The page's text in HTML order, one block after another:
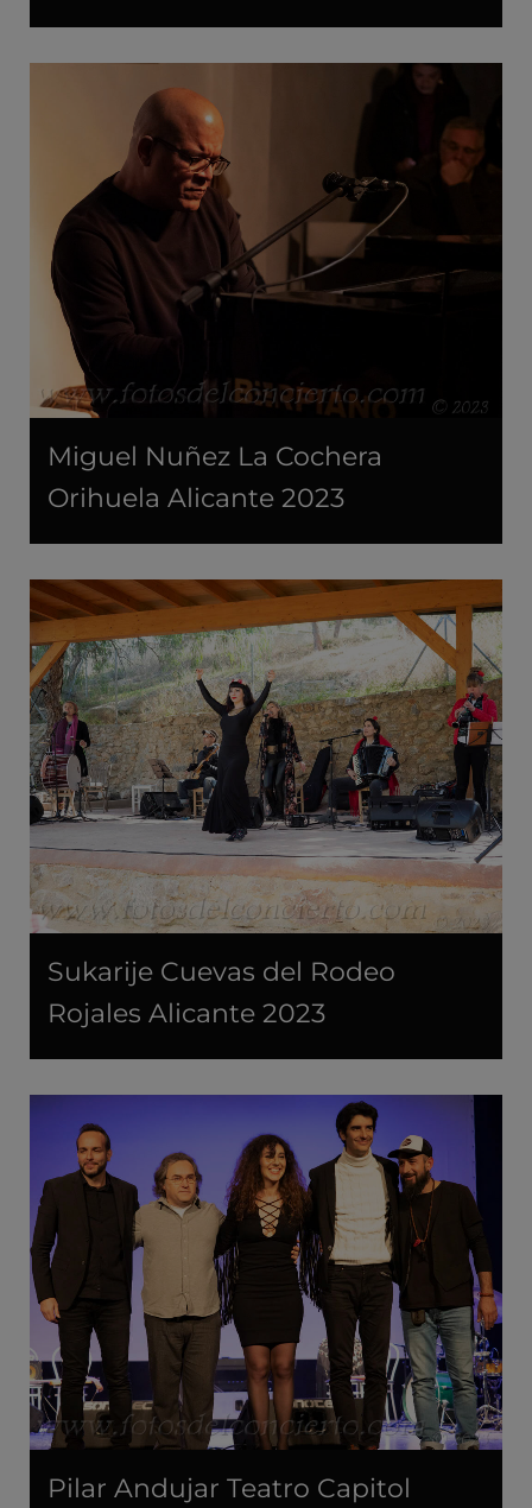
Miguel Nuñez La Cochera
Orihuela Alicante 2023
Sukarije Cuevas del Rodeo
Rojales Alicante 2023
Pilar Andujar Teatro Capitol